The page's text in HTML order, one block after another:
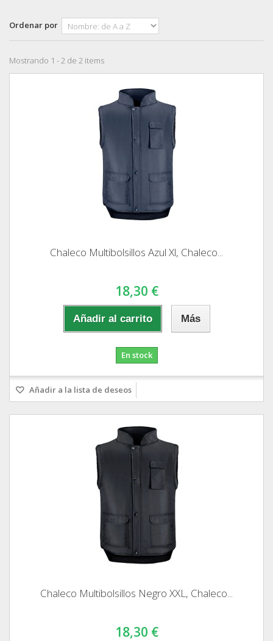
Ordenar por
Mostrando 1 - 2 de 2 items
Chaleco Multibolsillos Azul Xl, Chaleco...
18,30 €
Añadir al carrito Más
En stock
Añadir a la lista de deseos
Chaleco Multibolsillos Negro XXL, Chaleco...
18,30 €